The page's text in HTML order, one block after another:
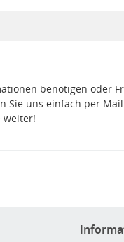
benötigen oder
Sie uns einfach per
weiter!